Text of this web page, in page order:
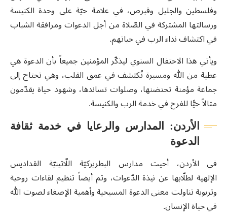
وفلسطين والجليل وقبرص، في علامة حيّة على وحدة الكنيسة
ورسالتها المشتركة في الصّلاة من أجل الدعوات ومرافقة الشباب
في اكتشاف نداء الرب في حياتهم.
ويأتي هذا الاحتفال السنوي ليذكّر المؤمنين جميعاً بأن الدعوة هي
عطية من الله ومسيرة تُكتشف في عمق القلب، وهي تحتاج إلى
جماعة مؤمنة تحتضنها، وصلوات تساندها، وشهود حياة يقدّمون
مثالاً حيًّا للفرح في خدمة الرب والكنيسة.
الأردن: المدارس والرعايا في خدمة ثقافة
الدعوة
في الأردن، أحيت مدارس البطريركيّة اللّاتينيّة القداديس
الإلهية لطلّابها عن نيذة الدّعوات، وتم أيضاً تنظيم لقاءات روحية
وتربوية تناولت معنى الدعوة المسيحية وأهمية الإصغاء لصوت الله
في حياة الإنسان.